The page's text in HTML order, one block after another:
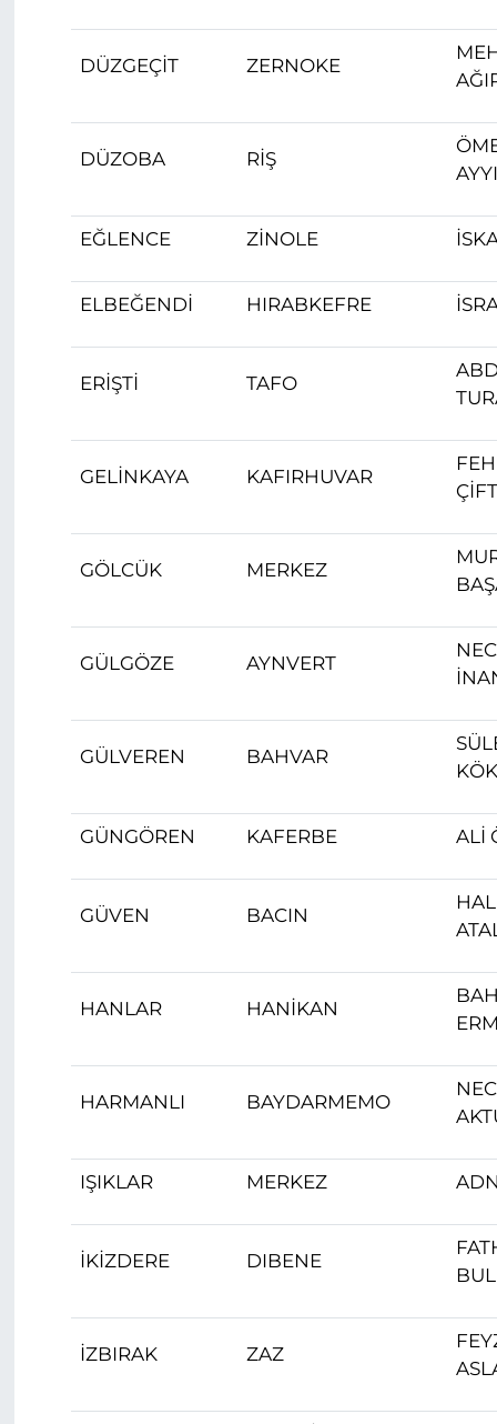
DÜZGEÇİT ZERNOKE
DÜZOBA RİŞ
EĞLENCE ZİNOLE
ELBEĞENDİ HIRABKEFRE
ERİŞTİ TAFO
GELİNKAYA KAFIRHUVAR
GÖLCÜK MERKEZ
GÜLGÖZE AYNVERT
GÜLVEREN BAHVAR
GÜNGÖREN KAFERBE ALİ
GÜVEN BACIN
HANLAR HANİKAN
HARMANLI BAYDARMEMO
IŞIKLAR MERKEZ
İKİZDERE DIBENE
İZBIRAK ZAZ